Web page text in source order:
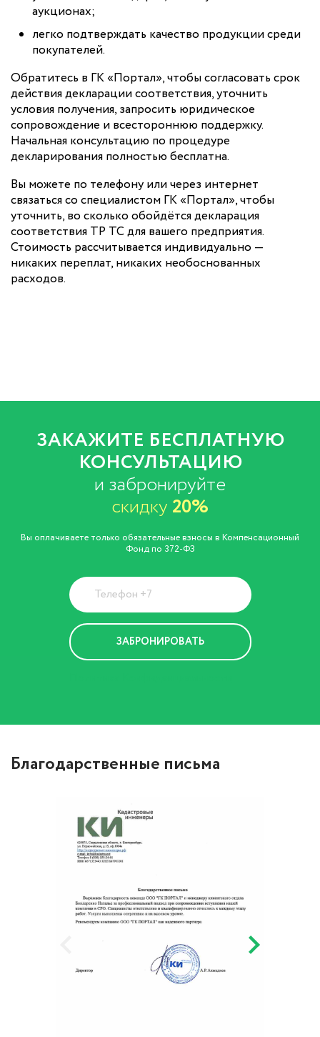
аукционах;
легко подтверждать качество продукции среди
покупателей.
Обратитесь в ГК «Портал», чтобы согласовать срок
действия декларации соответствия, уточнить
условия получения, запросить юридическое
сопровождение и всестороннюю поддержку.
Начальная консультацию по процедуре
декларирования полностью бесплатна.
Вы можете по телефону или через интернет
связаться со специалистом ГК «Портал», чтобы
уточнить, во сколько обойдётся декларация
соответствия ТР ТС для вашего предприятия.
Стоимость рассчитывается индивидуально —
никаких переплат, никаких необоснованных
расходов.
ЗАКАЖИТЕ БЕСПЛАТНУЮ
КОНСУЛЬТАЦИЮ
и забронируйте
скидку 20%
Вы оплачиваете только обязательные взносы в Компенсационный
Фонд по 372-ФЗ
Благодарственные письма